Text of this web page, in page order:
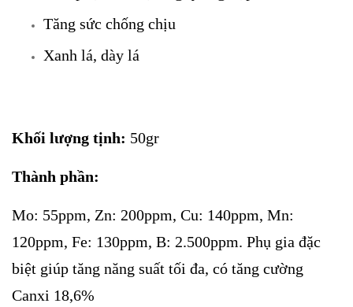
Tăng sức chống chịu
Xanh lá, dày lá
Khối lượng tịnh: 50gr
Thành phần:
Mo: 55ppm, Zn: 200ppm, Cu: 140ppm, Mn:
120ppm, Fe: 130ppm, B: 2.500ppm. Phụ gia đặc
biệt giúp tăng năng suất tối đa, có tăng cường
Canxi 18,6%